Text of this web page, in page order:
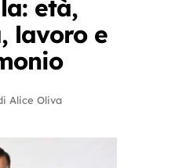
età,
lavoro e
Alice Oliva